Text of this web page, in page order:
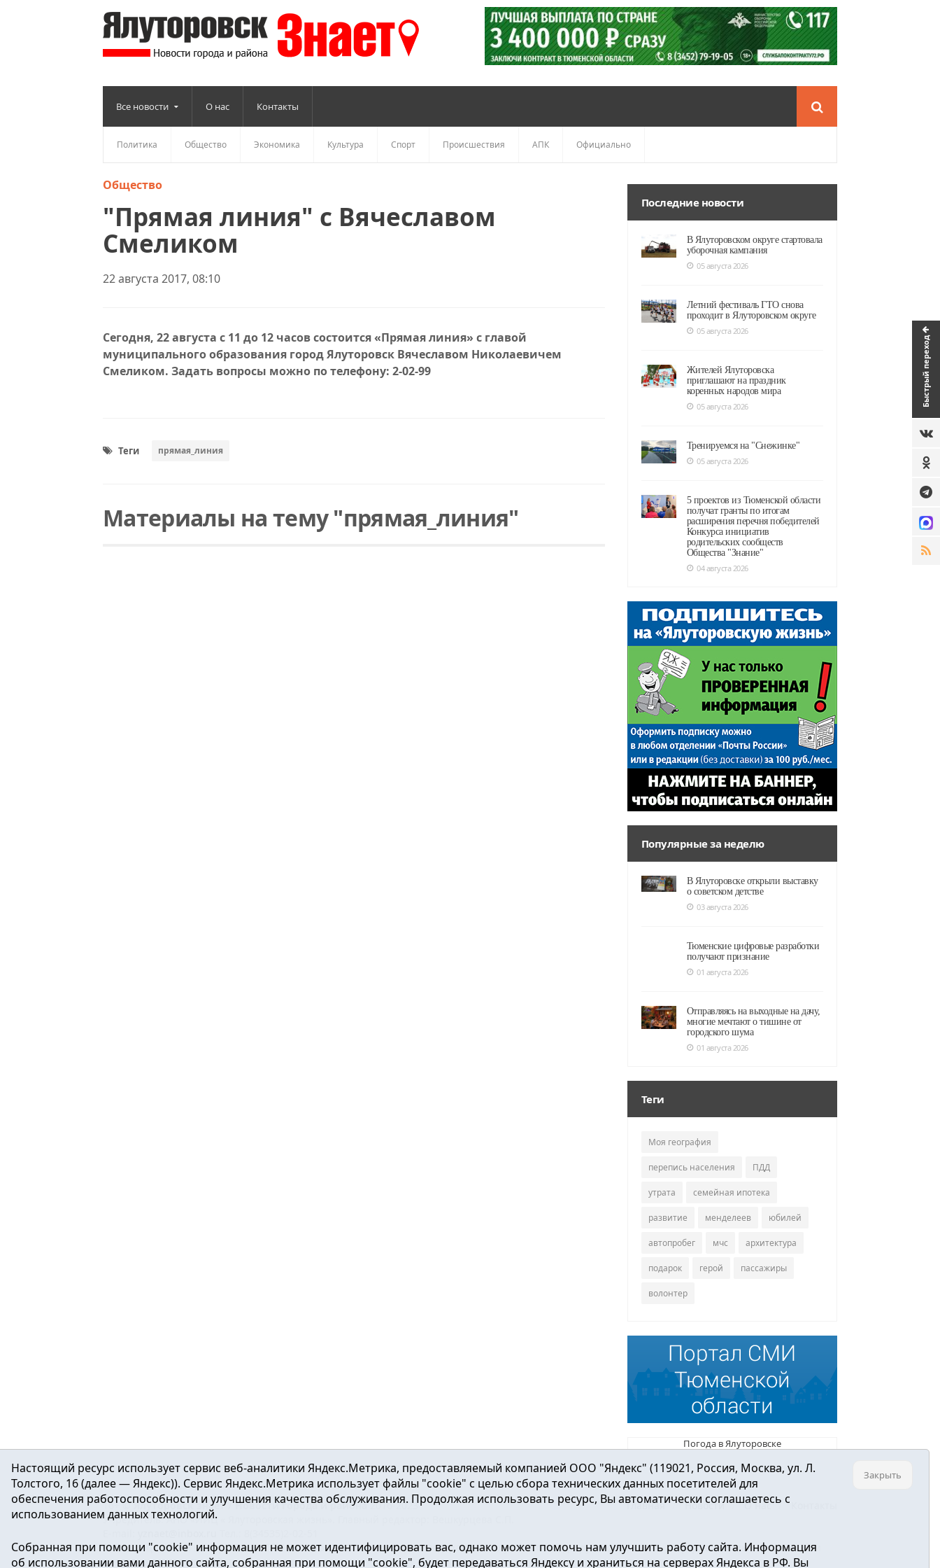
Быстрый переход
Все новости О нас Контакты
Политика Общество Экономика Культура Спорт Происшествия АПК Официально
Общество
"Прямая линия" с Вячеславом
Смеликом
22 августа 2017, 08:10
Сегодня, 22 августа с 11 до 12 часов состоится «Прямая линия» с главой
муниципального образования город Ялуторовск Вячеславом Николаевичем
Смеликом. Задать вопросы можно по телефону: 2-02-99
Теги прямая_линия
Материалы на тему "прямая_линия"
Последние новости
В Ялуторовском округе стартовала
уборочная кампания
05 августа 2026
Летний фестиваль ГТО снова
проходит в Ялуторовском округе
05 августа 2026
Жителей Ялуторовска
приглашают на праздник
коренных народов мира
05 августа 2026
Тренируемся на "Снежинке"
05 августа 2026
5 проектов из Тюменской области
получат гранты по итогам
расширения перечня победителей
Конкурса инициатив
родительских сообществ
Общества "Знание"
04 августа 2026
Популярные за неделю
В Ялуторовске открыли выставку
о советском детстве
03 августа 2026
Тюменские цифровые разработки
получают признание
01 августа 2026
Отправляясь на выходные на дачу,
многие мечтают о тишине от
городского шума
01 августа 2026
Теги
Моя география
перепись населения ПДД
утрата семейная ипотека
развитие менделеев юбилей
автопробег мчс архитектура
подарок герой пассажиры
волонтер
Погода в Ялуторовске
Главная Новости О нас
16+ ©Ялуторовск знает / Новости города и района2016-2023
Учредитель: АНО «ИИЦ « Ялуторовская жизнь». Главный редактор: Вешкурцева С.П.
Регистрационный номер ЭЛ № ФС 77-64937 от 24.02.2016г. выдан Федеральной службой по надзору в сфере связи, информационных технологий и
массовых коммуникаций.
Настоящий ресурс использует сервис веб-аналитики Яндекс.Метрика, предоставляемый компанией ООО "Яндекс" (119021, Россия, Москва, ул. Л.
Толстого, 16 (далее — Яндекс)). Сервис Яндекс.Метрика использует файлы "cookie" с целью сбора технических данных посетителей для
обеспечения работоспособности и улучшения качества обслуживания. Продолжая использовать ресурс, Вы автоматически соглашаетесь с
использованием данных технологий.
Собранная при помощи "cookie" информация не может идентифицировать вас, однако может помочь нам улучшить работу сайта. Информация
об использовании вами данного сайта, собранная при помощи "cookie", будет передаваться Яндексу и храниться на серверах Яндекса в РФ. Вы
Закрыть